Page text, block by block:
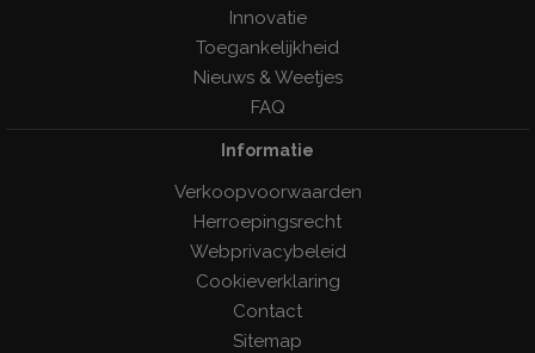
Innovatie
Toegankelijkheid
Nieuws & Weetjes
FAQ
Informatie
Verkoopvoorwaarden
Herroepingsrecht
Webprivacybeleid
Cookieverklaring
Contact
Sitemap